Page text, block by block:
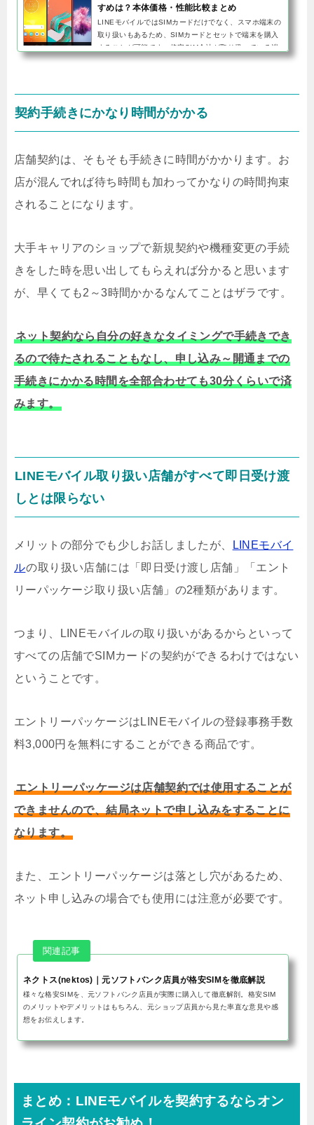
すめは？本体価格・性能比較まとめ
LINEモバイルではSIMカードだけでなく、スマホ端末の
取り扱いもあるため、SIMカードとセットで端末を購入
することが可能です。格安SIM会社が取り扱っている端
末は基本的にSIMフリー端末のため、ソフトバンクやド
契約手続きにかなり時間がかかる
店舗契約は、そもそも手続きに時間がかかります。お
店が混んでれば待ち時間も加わってかなりの時間拘束
されることになります。
大手キャリアのショップで新規契約や機種変更の手続
きをした時を思い出してもらえれば分かると思います
が、早くても2～3時間かかるなんてことはザラです。
ネット契約なら自分の好きなタイミングで手続きでき
るので待たされることもなし、申し込み～開通までの
手続きにかかる時間を全部合わせても30分くらいで済
みます。
LINEモバイル取り扱い店舗がすべて即日受け渡
しとは限らない
メリットの部分でも少しお話しましたが、
LINEモバイ
ルの取り扱い店舗には「即日受け渡し店舗」「エント
リーパッケージ取り扱い店舗」の2種類があります。
つまり、LINEモバイルの取り扱いがあるからといって
すべての店舗でSIMカードの契約ができるわけではない
ということです。
エントリーパッケージはLINEモバイルの登録事務手数
料3,000円を無料にすることができる商品です。
エントリーパッケージは店舗契約では使用することが
できませんので、結局ネットで申し込みをすることに
なります。
また、エントリーパッケージは落とし穴があるため、
ネット申し込みの場合でも使用には注意が必要です。
ネクトス(nektos)｜元ソフトバンク店員が格安SIMを徹底解説
様々な格安SIMを、元ソフトバンク店員が実際に購入して徹底解剖。格安SIM
のメリットやデメリットはもちろん、元ショップ店員から見た率直な意見や感
想をお伝えします。
まとめ：LINEモバイルを契約するならオン